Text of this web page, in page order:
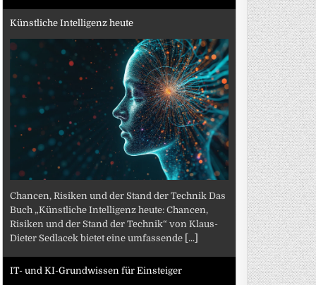
Künstliche Intelligenz heute
Chancen, Risiken und der Stand der Technik Das
Buch „Künstliche Intelligenz heute: Chancen,
Risiken und der Stand der Technik“ von Klaus-
Dieter Sedlacek bietet eine umfassende [...]
IT- und KI-Grundwissen für Einsteiger